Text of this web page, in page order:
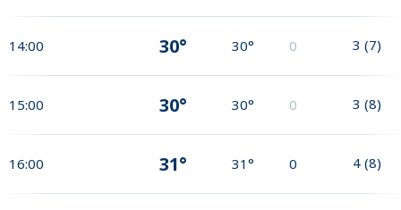
14:00 30° 30° 0 3 (7)
15:00 30° 30° 0 3 (8)
16:00 31° 31° 0 4 (8)